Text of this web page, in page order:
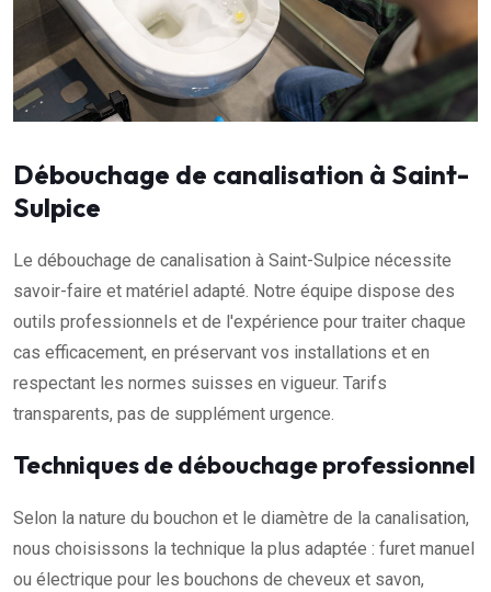
Débouchage de canalisation à Saint-
Sulpice
Le débouchage de canalisation à Saint-Sulpice nécessite
savoir-faire et matériel adapté. Notre équipe dispose des
outils professionnels et de l'expérience pour traiter chaque
cas efficacement, en préservant vos installations et en
respectant les normes suisses en vigueur. Tarifs
transparents, pas de supplément urgence.
Techniques de débouchage professionnel
Selon la nature du bouchon et le diamètre de la canalisation,
nous choisissons la technique la plus adaptée : furet manuel
ou électrique pour les bouchons de cheveux et savon,